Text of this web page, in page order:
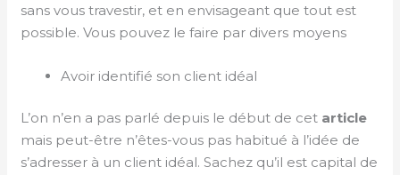
sans vous travestir, et en envisageant que tout est
possible. Vous pouvez le faire par divers moyens
Avoir identifié son client idéal
L’on n’en a pas parlé depuis le début de cet article
mais peut-être n’êtes-vous pas habitué à l’idée de
s’adresser à un client idéal. Sachez qu’il est capital de